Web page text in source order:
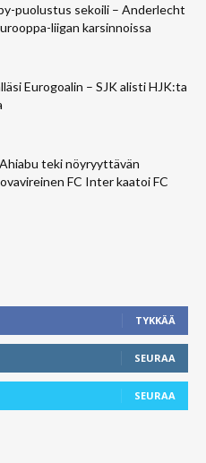
puolustus sekoili – Anderlecht
liigan karsinnoissa
Eurogoalin – SJK alisti HJK:ta
teki nöyryyttävän
FC Inter kaatoi FC
TYKKÄÄ
SEURAA
SEURAA